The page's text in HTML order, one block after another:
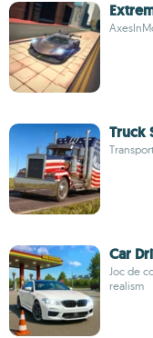
Truck
Car
Joc de
realism